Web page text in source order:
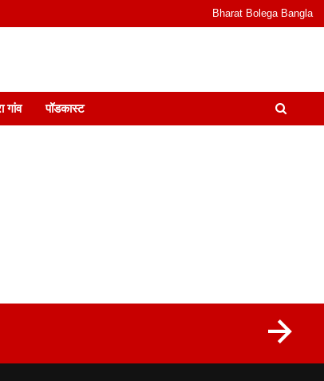
Bharat Bolega Bangla
भी समझदारी भी और पॉडकास्ट
गांव पॉडकास्ट